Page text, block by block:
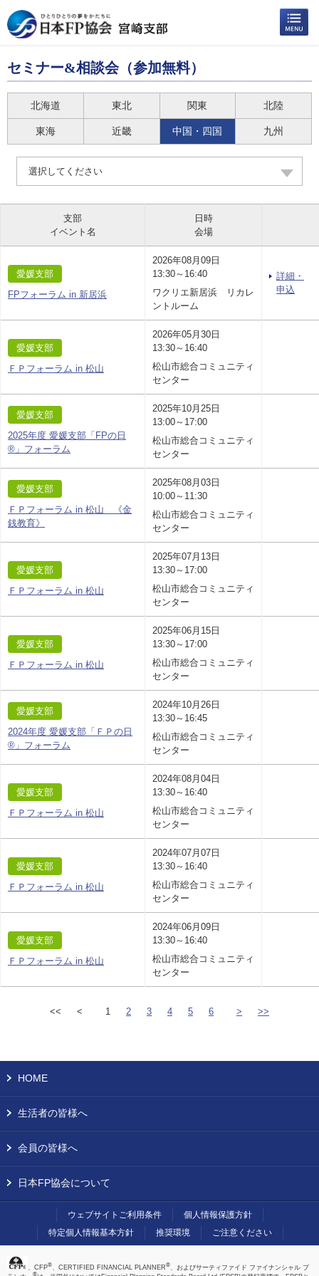
セミナー&相談会（参加無料）
北海道 東北 関東 北陸
東海 近畿 中国・四国 九州
選択してください
支部
イベント名
日時
会場
愛媛支部
FPフォーラム in 新居浜
2026年08月09日
13:30～16:40
ワクリエ新居浜 リカレ
ントルーム
詳細・
申込
愛媛支部
ＦＰフォーラム in 松山
2026年05月30日
13:30～16:40
松山市総合コミュニティ
センター
愛媛支部
2025年度 愛媛支部「FPの日
®」フォーラム
2025年10月25日
13:00～17:00
松山市総合コミュニティ
センター
愛媛支部
ＦＰフォーラム in 松山 《金
銭教育》
2025年08月03日
10:00～11:30
松山市総合コミュニティ
センター
愛媛支部
ＦＰフォーラム in 松山
2025年07月13日
13:30～17:00
松山市総合コミュニティ
センター
愛媛支部
ＦＰフォーラム in 松山
2025年06月15日
13:30～17:00
松山市総合コミュニティ
センター
愛媛支部
2024年度 愛媛支部「ＦＰの日
®」フォーラム
2024年10月26日
13:30～16:45
松山市総合コミュニティ
センター
愛媛支部
ＦＰフォーラム in 松山
2024年08月04日
13:30～16:40
松山市総合コミュニティ
センター
愛媛支部
ＦＰフォーラム in 松山
2024年07月07日
13:30～16:40
松山市総合コミュニティ
センター
愛媛支部
ＦＰフォーラム in 松山
2024年06月09日
13:30～16:40
松山市総合コミュニティ
センター
<< < 1 2 3 4 5 6 > >>
HOME
生活者の皆様へ
会員の皆様へ
日本FP協会について
ウェブサイトご利用条件
個人情報保護方針
特定個人情報基本方針
推奨環境 ご注意ください
、CFP®、CERTIFIED FINANCIAL PLANNER®、およびサーティファイド ファイナンシャル プ
®